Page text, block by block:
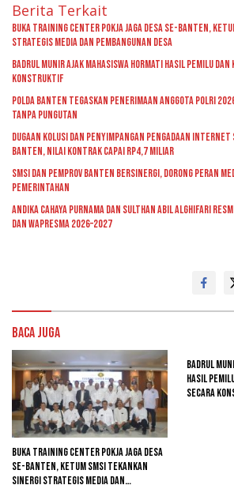
Berita Terkait
Buka Training Center Pokja Jaga Desa se-Banten,
Strategis Media dan Pembangunan Desa
Badrul Munir Ajak Mahasiswa Hormati Hasil Pemilu dan
Konstruktif
Polda Banten Tegaskan Penerimaan Anggota Polri
Tanpa Pungutan
Dugaan Kolusi dan Penyimpangan Pengadaan Internet
Banten, Nilai Kontrak Capai Rp4,7 Miliar
SMSI dan Pemprov Banten Bersinergi, Dorong Peran
Pemerintahan
Andika Cahaya Purnama dan Sulthan Abil Alghifari
dan Wapresma 2026–2027
Baca Juga
Buka Training Center Pokja Jaga Desa
se-Banten, Ketum SMSI Tekankan
Sinergi Strategis Media dan
Badrul
Hasil
Secara